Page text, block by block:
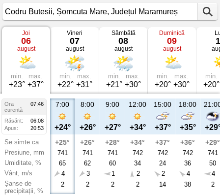
Vremea
Codru
Butesii
Șomcuta
Mare,
Județul
Maramureș
Joi
06
august
min.
+23°
max.
+37°
Vineri
07
august
min.
+22°
max.
+31°
Sâmbătă
08
august
min.
+21°
max.
+30°
Duminică
09
august
min.
+20°
max.
+30°
min.
+20°
Ora
07:46
curentă
Răsărit:
06:08
Apus:
20:53
Se simte ca
Presiune, mm
Umiditate, %
Vânt, m/s
Șanse de
precipitații, %
7:00
+24°
+25°
741
65
4
2
8:00
+26°
+26°
741
62
3
2
9:00
+27°
+28°
741
60
1
2
12:00
+34°
+34°
742
34
2
2
15:00
+37°
+37°
742
24
2
14
18:00
+35°
+36°
742
36
4
38
+29°
741
50
4
2